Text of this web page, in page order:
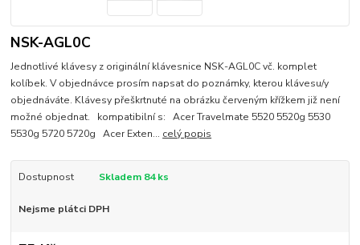
NSK-AGL0C
Jednotlivé klávesy z originální klávesnice NSK-AGL0C vč. komplet
kolíbek. V objednávce prosím napsat do poznámky, kterou klávesu/y
objednáváte. Klávesy přeškrtnuté na obrázku červeným křížkem již není
možné objednat. kompatibilní s: Acer Travelmate 5520 5520g 5530
5530g 5720 5720g Acer Exten... celý popis
Dostupnost Skladem 84 ks
Nejsme plátci DPH